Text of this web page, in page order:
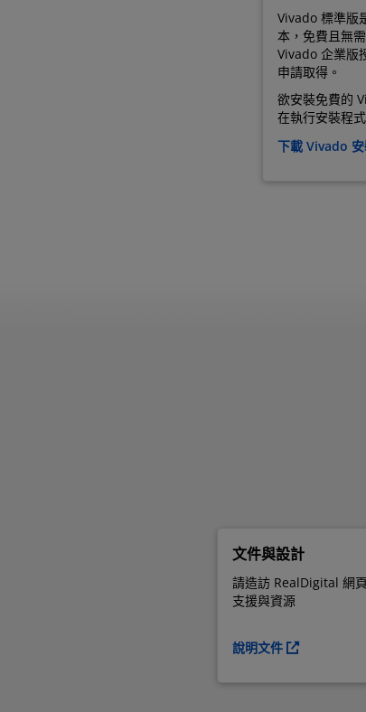
Vivado 標準版
本，免費且無
Vivado 企業版
申請取得。
欲安裝免費的
在執行安裝程
下載 Vivado
文件與設計
請造訪 RealDigital 網
支援與資源
說明文件